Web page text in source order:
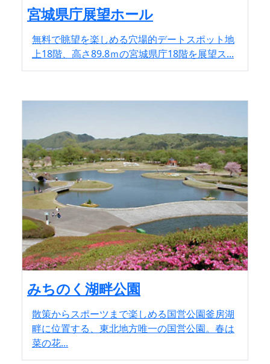
宮城県庁展望ホール
無料で眺望を楽しめる穴場的デートスポット地
上18階、高さ89.8ｍの宮城県庁18階を展望ス...
みちのく湖畔公園
散策からスポーツまで楽しめる国営公園釜房湖
畔に位置する、東北地方唯一の国営公園。春は
菜の花...